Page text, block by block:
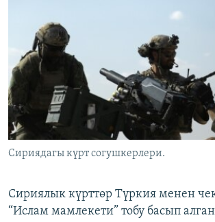
АЗАТТЫК+
ЫҢГАЙСЫЗ СУРООЛОР
ЭЕ/АРнун бардык сайттары
Сириядагы күрт согушкерлери.
Сириялык күрттөр Түркия менен
“Ислам мамлекети” тобу басып